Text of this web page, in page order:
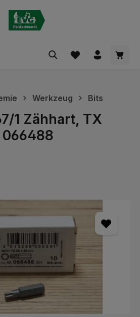
Werkzeug Bits
1 Zähhart, TX